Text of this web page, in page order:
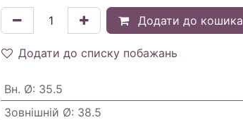
Додати до кошика
Додати до списку побажань
Вн. Ø: 35.5
Зовнішній Ø: 38.5